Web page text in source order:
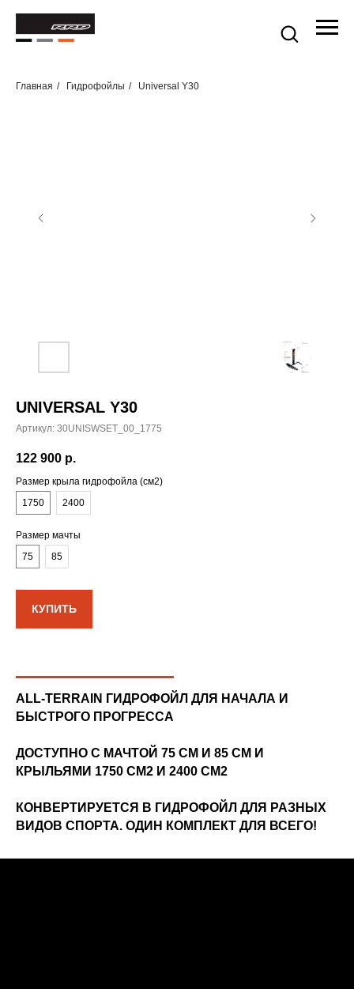
Главная / Гидрофойлы / Universal Y30
UNIVERSAL Y30
Артикул: 30UNISWSET_00_1775
122 900 р.
Размер крыла гидрофойла (см2)
1750
2400
Размер мачты
75
85
КУПИТЬ
ALL-TERRAIN ГИДРОФОЙЛ ДЛЯ НАЧАЛА И
БЫСТРОГО ПРОГРЕССА
ДОСТУПНО С МАЧТОЙ 75 СМ И 85 СМ И
КРЫЛЬЯМИ 1750 СМ2 И 2400 СМ2
КОНВЕРТИРУЕТСЯ В ГИДРОФОЙЛ ДЛЯ РАЗНЫХ
ВИДОВ СПОРТА. ОДИН КОМПЛЕКТ ДЛЯ ВСЕГО!